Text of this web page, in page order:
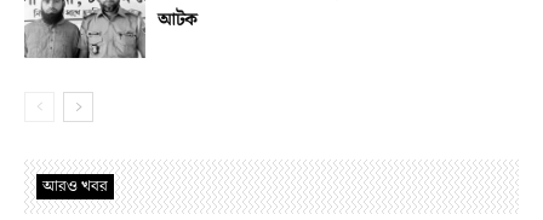
আটক
আরও খবর